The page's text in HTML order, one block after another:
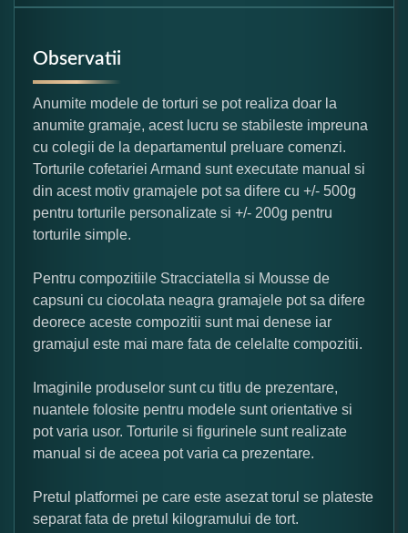
Observatii
Anumite modele de torturi se pot realiza doar la
anumite gramaje, acest lucru se stabileste impreuna
cu colegii de la departamentul preluare comenzi.
Torturile cofetariei Armand sunt executate manual si
din acest motiv gramajele pot sa difere cu +/- 500g
pentru torturile personalizate si +/- 200g pentru
torturile simple.
Pentru compozitiile Stracciatella si Mousse de
capsuni cu ciocolata neagra gramajele pot sa difere
deorece aceste compozitii sunt mai denese iar
gramajul este mai mare fata de celelalte compozitii.
Imaginile produselor sunt cu titlu de prezentare,
nuantele folosite pentru modele sunt orientative si
pot varia usor. Torturile si figurinele sunt realizate
manual si de aceea pot varia ca prezentare.
Pretul platformei pe care este asezat torul se plateste
separat fata de pretul kilogramului de tort.